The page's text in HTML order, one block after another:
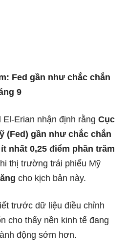
Fed gần như chắc chắn
9
Erian nhận định rằng Cục
(Fed) gần như chắc chắn
nhất 0,25 điểm phần trăm
thị trường trái phiếu Mỹ
cho kịch bản này.
trước dữ liệu điều chỉnh
cho thấy nền kinh tế đang
động sớm hơn.